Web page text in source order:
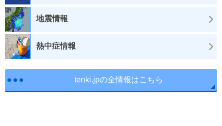
地震情報
熱中症情報
tenki.jpの全情報はこちら